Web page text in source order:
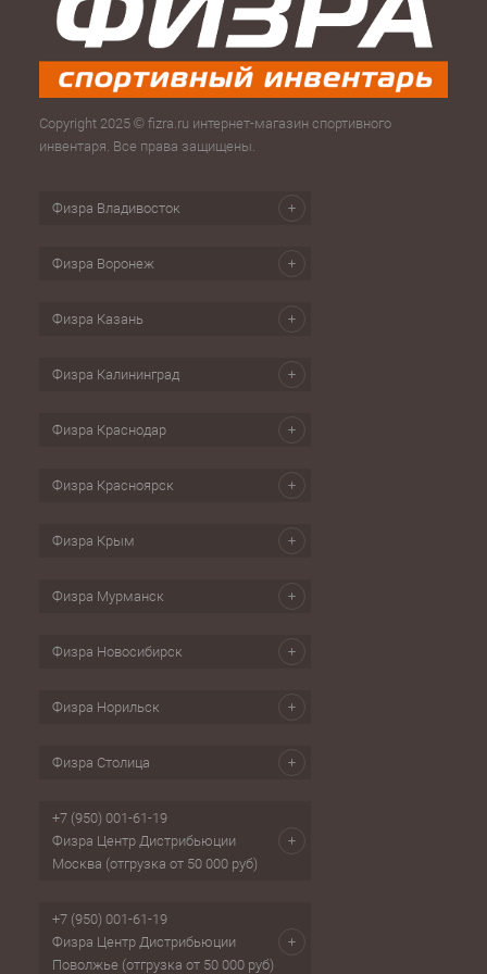
Copyright 2025 © fizra.ru интернет-магазин спортивного
инвентаря. Все права защищены.
Физра Владивосток
Физра Воронеж
Физра Казань
Физра Калининград
Физра Краснодар
Физра Красноярск
Физра Крым
Физра Мурманск
Физра Новосибирск
Физра Норильск
Физра Столица
+7 (950) 001-61-19
Физра Центр Дистрибьюции
Москва (отгрузка от 50 000 руб)
+7 (950) 001-61-19
Физра Центр Дистрибьюции
Поволжье (отгрузка от 50 000 руб)